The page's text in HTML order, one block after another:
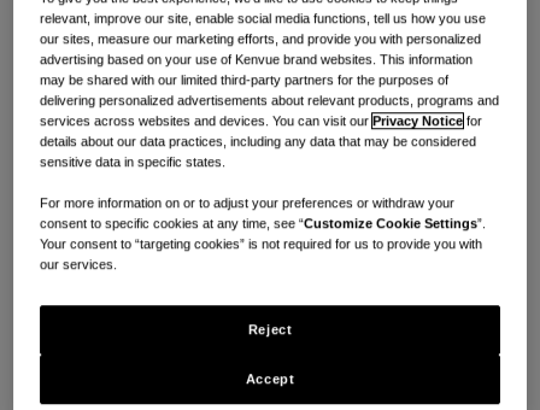
Stage in Global Strategy & Executive Communications
E-
mail.
Stampa
Copia
Volevo fare tirocinio a Kenvue perché:sapevo
che questo tirocinio sarebbe stato utile per il mio
sviluppo professionale, per migliorare le mie
capacità comunicative e per aiutarmi nella
ricerca di una posizione a tempo pieno dopo la
laurea.
che ho svolto nella gestione del nuovo portale
relevant, improve our site, enable social media functions, tell us how you use
our sites, measure our marketing efforts, and provide you with personalized
advertising based on your use of Kenvue brand websites. This information
may be shared with our limited third-party partners for the purposes of
delivering personalized advertisements about relevant products, programs and
services across websites and devices. You can visit ourPrivacy Notice for
details about our data practices, including any data that may be considered
sensitive data in specific states.
For more information on or to adjust your preferences or withdraw your
consent to specific cookies at any time, see “Customize Cookie Settings”.
Your consent to “targeting cookies” is not required for us to provide you with
our services.
Reject
Accept